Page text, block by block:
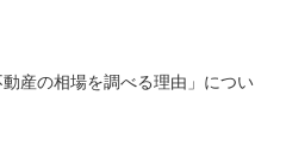
産の相場を調べる理由」につい